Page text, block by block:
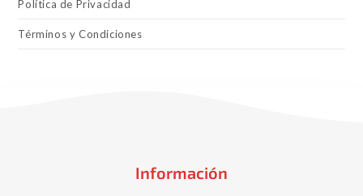
Política de Privacidad
Términos y Condiciones
Información